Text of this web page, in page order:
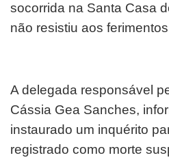
socorrida na Santa Casa
não resistiu aos
A delegada responsável
Cássia Gea Sanches,
instaurado um inquérito
registrado como morte